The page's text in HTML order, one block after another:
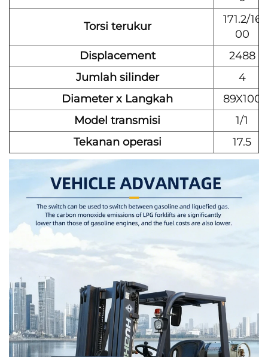
Torsi terukur
171.2/16
00
Displacement
2488
Jumlah silinder
4
Diameter x Langkah
89X100
Model transmisi
1/1
Tekanan operasi
17.5